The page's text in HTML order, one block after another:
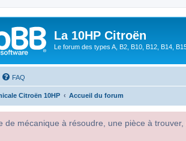
La 10HP Citroën
Le forum des types A, B2, B10, B12, B14,
FAQ
Citroën 10HP Accueil du forum
de mécanique à résoudre, une pièce à trouver,